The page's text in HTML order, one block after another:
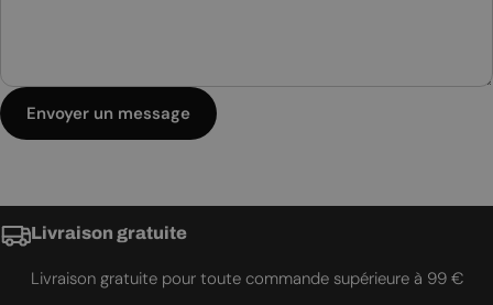
Envoyer un message
Livraison gratuite
Livraison gratuite pour toute commande supérieure à 99 €